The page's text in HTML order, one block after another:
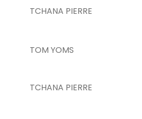
TCHANA PIERRE
TOM YOMS
TCHANA PIERRE